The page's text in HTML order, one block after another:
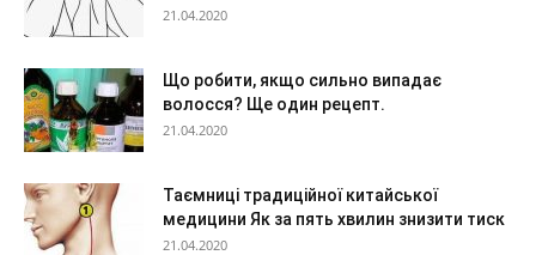
21.04.2020
Що робити, якщо сильно випадає
волосся? Ще один рецепт.
21.04.2020
Таємниці традиційної китайської
медицини Як за пять хвилин знизити тиск
21.04.2020